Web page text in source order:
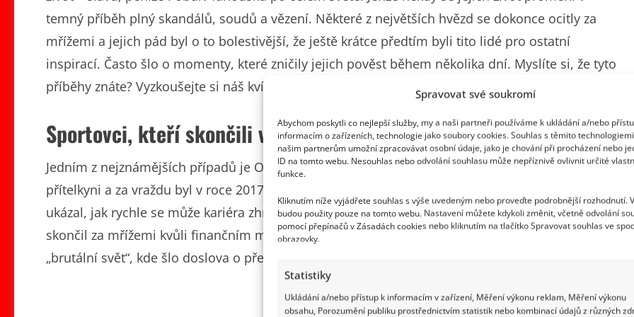
Spravovat své soukromí
Abychom poskytli co nejlepší služby, my a naši partneři používáme k ukládání a/nebo
informacím o zařízeních, technologie jako soubory cookies. Souhlas s těmito
našim partnerům umožní zpracovávat osobní údaje, jako je chování při procházení nebo
ID na tomto webu. Nesouhlas nebo odvolání souhlasu může nepříznivě ovlivnit určité
funkce.
Kliknutím níže vyjádřete souhlas s výše uvedeným nebo proveďte podrobnější rozhodnutí.
budou použity pouze na tomto webu. Nastavení můžete kdykoli změnit, včetně odvolání
pomocí přepínačů v Zásadách cookies nebo kliknutím na tlačítko Spravovat souhlas ve
obrazovky.
Statistiky
Ukládání a/nebo přístup k informacím v zařízení, Měření výkonu reklam, Měření výkonu
obsahu, Porozumění publiku prostřednictvím statistik nebo kombinací údajů z různých
temný příběh plný skandálů, soudů a vězení. Některé z největších hvězd se dokonce ocitly za
mřížemi a jejich pád byl o to bolestivější, že ještě krátce předtím byli tito lidé pro ostatní
inspirací. Často šlo o momenty, které zničily jejich pověst během několika dní. Myslíte si, že tyto
příběhy znáte? Vyzkoušejte si náš kvíz na In-Lifestyle.
Sportovci, kteří skončili ve vězení
Jedním z nejznámějších případů je Oscar Pistorius. Bývalý idol milionů fanoušků zastřelil svou
přítelkyni a za vraždu byl v roce 2017 odsouzen na 13 let a 5 měsíců. Případ šokoval celý svět a
ukázal, jak rychle se může kariéra zhroutit. Jenže není zdaleka jediný. Tenista Boris Becker
skončil za mřížemi kvůli finančním machinacím a dluhům. Sám později popsal vězení jako
„brutální svět“, kde šlo doslova o přežití.